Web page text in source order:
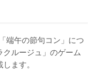
端午の節句コン」につ
ルージュ」のゲーム
ます。